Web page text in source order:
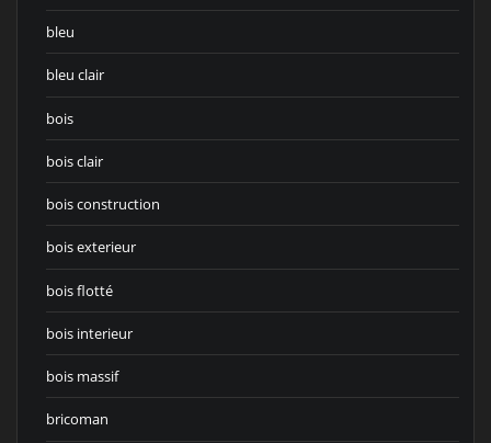
bleu
bleu clair
bois
bois clair
bois construction
bois exterieur
bois flotté
bois interieur
bois massif
bricoman